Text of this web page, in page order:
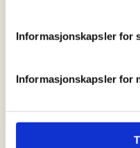
Informasjonskapsler for
Informasjonskapsler for
hjort. Her blir du
Ta høyde for å skaffe